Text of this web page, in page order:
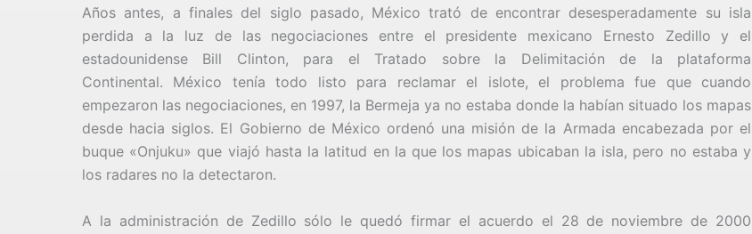
Años antes, a finales del siglo pasado, México trató de encontrar desesperadamente su isla
perdida a la luz de las negociaciones entre el presidente mexicano Ernesto Zedillo y el
estadounidense Bill Clinton, para el Tratado sobre la Delimitación de la plataforma
Continental. México tenía todo listo para reclamar el islote, el problema fue que cuando
empezaron las negociaciones, en 1997, la Bermeja ya no estaba donde la habían situado los mapas
desde hacia siglos. El Gobierno de México ordenó una misión de la Armada encabezada por el
buque «Onjuku» que viajó hasta la latitud en la que los mapas ubicaban la isla, pero no estaba y
los radares no la detectaron.
A la administración de Zedillo sólo le quedó firmar el acuerdo el 28 de noviembre de 2000